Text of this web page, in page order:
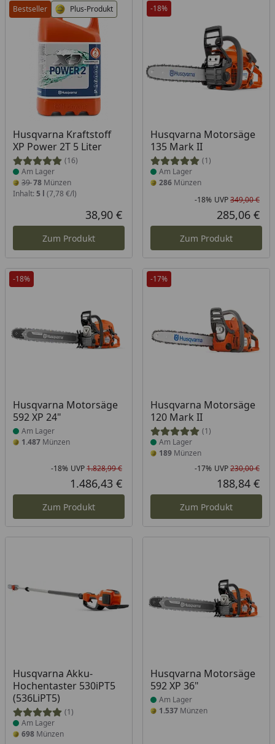
Bestseller Plus-Produkt
Husqvarna Kraftstoff
XP Power 2T 5 Liter
(16)
Produkt am Lager
Am Lager
3978 Münzen
Inhalt: 5 l (7,78 €/l)
Aktueller Preis
38,90 €
Zum Produkt
-18%
Husqvarna Motorsäge
135 Mark II
(1)
Produkt am Lager
Am Lager
286Münzen
-18% UVP349,00 €
285,06 €
Zum Produkt
-18%
Husqvarna Motorsäge
592 XP 24"
Produkt am Lager
Am Lager
1.487 Münzen
Rabatt in Prozent
-18%
Ursprünglicher Preis
UVP1.828,99 €
Aktueller Preis
1.486,43 €
Zum Produkt
-17%
Husqvarna Motorsäge
120 Mark II
(1)
Produkt am Lager
Am Lager
189Münzen
-17% UVP230,00 €
188,84 €
Zum Produkt
Husqvarna Akku-
Hochentaster 530iPT5
(536LiPT5)
(1)
Produkt am Lager
Am Lager
698 Münzen
Husqvarna Motorsäge
592 XP 36"
Produkt am Lager
Am Lager
1.537Münzen